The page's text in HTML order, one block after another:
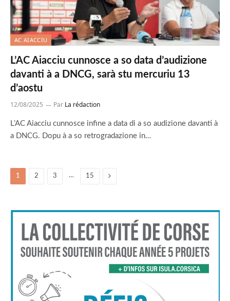
AC AIACCIU
L’AC Aiacciu cunnosce a so data d’audizione
davanti à a DNCG, sarà stu mercuriu 13
d’aostu
12/08/2025 Par La rédaction
L’AC Aiacciu cunnosce infine a data di a so audizione davanti à
a DNCG. Dopu à a so retrogradazione in…
1 2 3 … 15 Suivant